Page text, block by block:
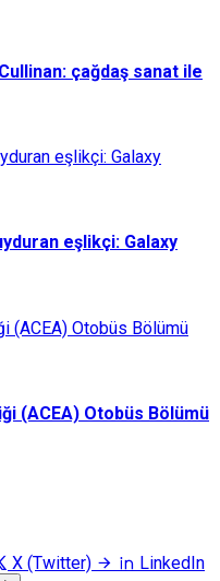
çağdaş sanat ile
eşlikçi: Galaxy
(ACEA) Otobüs Bölümü
X (Twitter)
LinkedIn